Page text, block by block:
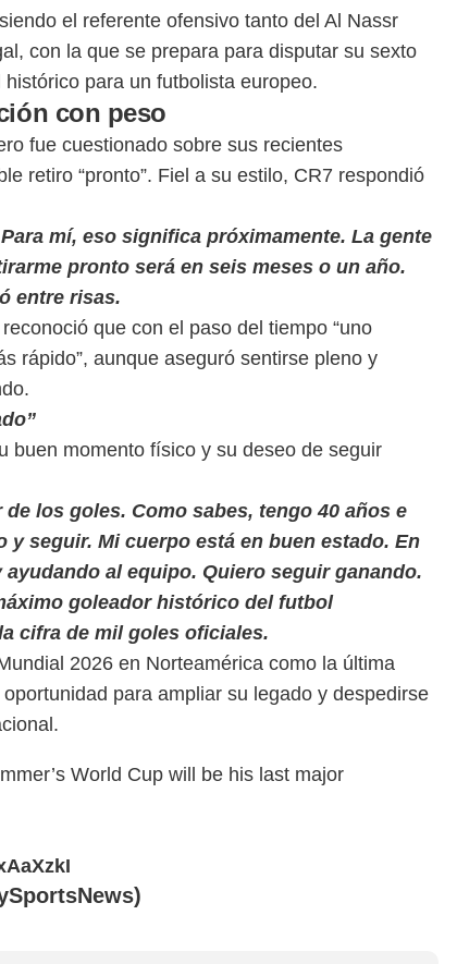
el referente ofensivo tanto del Al Nassr
con la que se prepara para disputar su sexto
para un futbolista europeo.
con peso
fue cuestionado sobre sus recientes
retiro “pronto”. Fiel a su estilo, CR7 respondió
mí, eso significa próximamente. La gente
pronto será en seis meses o un año.
entre risas.
que con el paso del tiempo “uno
rápido”, aunque aseguró sentirse pleno y
buen momento físico y su deseo de seguir
los goles. Como sabes, tengo 40 años e
seguir. Mi cuerpo está en buen estado. En
al equipo. Quiero seguir ganando.
goleador histórico del futbol
cifra de mil goles oficiales.
2026 en Norteamérica como la última
para ampliar su legado y despedirse
World Cup will be his last major